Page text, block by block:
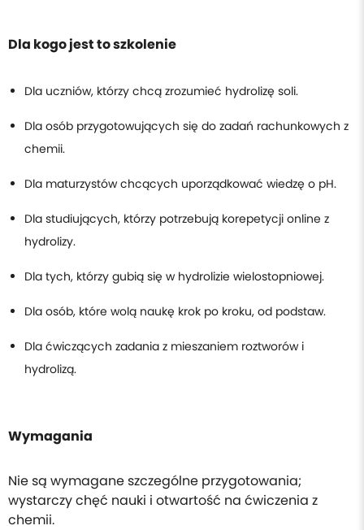
Dla kogo jest to szkolenie
Dla uczniów, którzy chcą zrozumieć hydrolizę soli.
Dla osób przygotowujących się do zadań rachunkowych z
chemii.
Dla maturzystów chcących uporządkować wiedzę o pH.
Dla studiujących, którzy potrzebują korepetycji online z
hydrolizy.
Dla tych, którzy gubią się w hydrolizie wielostopniowej.
Dla osób, które wolą naukę krok po kroku, od podstaw.
Dla ćwiczących zadania z mieszaniem roztworów i
hydrolizą.
Wymagania
Nie są wymagane szczególne przygotowania;
wystarczy chęć nauki i otwartość na ćwiczenia z
chemii.